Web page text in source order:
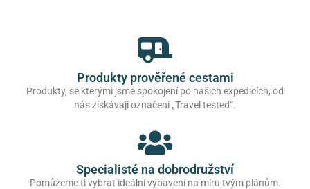
Produkty prověřené cestami
Produkty, se kterými jsme spokojení po našich expedicích, od
nás získávají označení „Travel tested“.
Specialisté na dobrodružství
Pomůžeme ti vybrat ideální vybavení na míru tvým plánům.